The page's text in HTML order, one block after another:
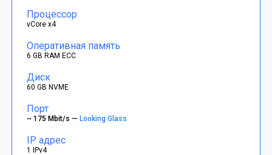
Процессор
vCore x4
Оперативная память
6 GB RAM ECC
Диск
60 GB NVME
Порт
~ 175 Mbit/s —Looking Glass
IP адрес
1 IPv4